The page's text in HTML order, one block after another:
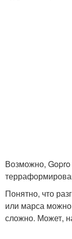
Возможно,
Понятно, что
или марса можно
сложно. Может,